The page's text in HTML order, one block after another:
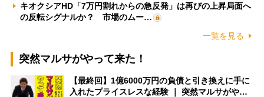
キオクシアHD「7万円割れからの急反発」は再びの上昇局面へ
の反転シグナルか？ 市場のムー…
一覧を見る
突然マルサがやって来た！
【最終回】1億6000万円の負債と引き換えに手に
入れたプライスレスな経験 ｜ 突然マルサがや…